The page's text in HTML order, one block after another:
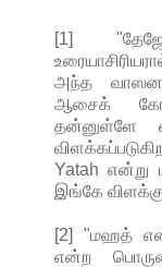
[1]
அந்த
ஆசைக்
தன்னுள்ளே
Yatah என்று
இங்கே
[2] "மஹத்
என்ற